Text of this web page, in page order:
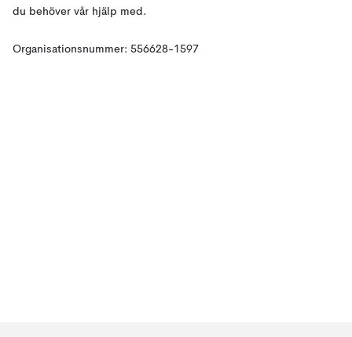
du behöver vår hjälp med.
Organisationsnummer: 556628-1597